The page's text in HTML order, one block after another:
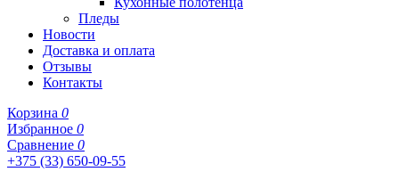
Пледы
Новости
Доставка и оплата
Отзывы
Контакты
Корзина 0
Избранное 0
Сравнение 0
+375 (33) 650-09-55